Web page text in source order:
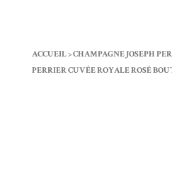
ACCUEIL>CHAMPAGNE JOSEPH
PERRIER CUVÉE ROYALE ROSÉ